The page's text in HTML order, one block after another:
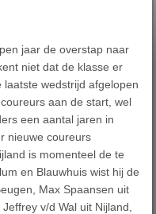
jaar de overstap naar
niet dat de klasse er
wedstrijd afgelopen
aan de start, wel
een aantal jaren in
nieuwe coureurs
is momenteel de te
en Blauwhuis wist hij de
Max Spaansen uit
v/d Wal uit Nijland,